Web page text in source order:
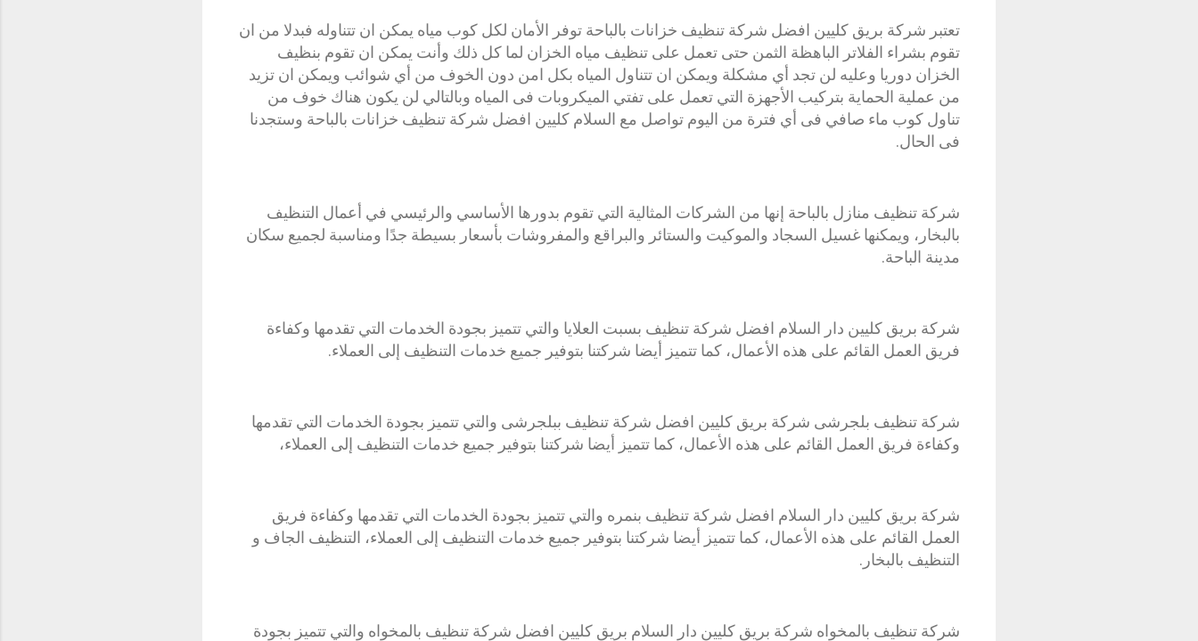
تعتبر شركة بريق كليين افضل شركة تنظيف خزانات بالباحة توفر الأمان لكل كوب مياه يمكن ان تتناوله فبدلا من ان
تقوم بشراء الفلاتر الباهظة الثمن حتى تعمل على تنظيف مياه الخزان لما كل ذلك وأنت يمكن ان تقوم بنظيف
الخزان دوريا وعليه لن تجد أي مشكلة ويمكن ان تتناول المياه بكل امن دون الخوف من أي شوائب ويمكن ان تزيد
من عملية الحماية بتركيب الأجهزة التي تعمل على تفتي الميكروبات فى المياه وبالتالي لن يكون هناك خوف من
تناول كوب ماء صافي فى أي فترة من اليوم تواصل مع السلام كليين افضل شركة تنظيف خزانات بالباحة وستجدنا
فى الحال.
شركة تنظيف منازل بالباحة إنها من الشركات المثالية التي تقوم بدورها الأساسي والرئيسي في أعمال التنظيف
بالبخار، ويمكنها غسيل السجاد والموكيت والستائر والبراقع والمفروشات بأسعار بسيطة جدًا ومناسبة لجميع سكان
مدينة الباحة.
شركة بريق كليين دار السلام افضل شركة تنظيف بسبت العلايا والتي تتميز بجودة الخدمات التي تقدمها وكفاءة
فريق العمل القائم على هذه الأعمال، كما تتميز أيضا شركتنا بتوفير جميع خدمات التنظيف إلى العملاء.
شركة تنظيف بلجرشى شركة بريق كليين افضل شركة تنظيف ببلجرشى والتي تتميز بجودة الخدمات التي تقدمها
وكفاءة فريق العمل القائم على هذه الأعمال، كما تتميز أيضا شركتنا بتوفير جميع خدمات التنظيف إلى العملاء،
شركة بريق كليين دار السلام افضل شركة تنظيف بنمره والتي تتميز بجودة الخدمات التي تقدمها وكفاءة فريق
العمل القائم على هذه الأعمال، كما تتميز أيضا شركتنا بتوفير جميع خدمات التنظيف إلى العملاء، التنظيف الجاف و
التنظيف بالبخار.
شركة تنظيف بالمخواه شركة بريق كليين دار السلام بريق كليين افضل شركة تنظيف بالمخواه والتي تتميز بجودة